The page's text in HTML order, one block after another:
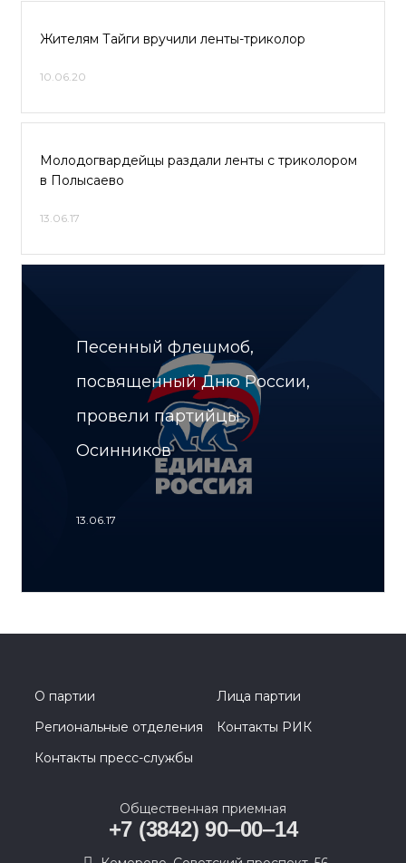
Жителям Тайги вручили ленты-триколор
10.06.20
Молодогвардейцы раздали ленты с триколором
в Полысаево
13.06.17
Песенный флешмоб,
посвященный Дню России,
провели партийцы
Осинников
13.06.17
О партии
Лица партии
Региональные отделения
Контакты РИК
Контакты пресс-службы
Общественная приемная
+7 (3842) 90‒00‒14